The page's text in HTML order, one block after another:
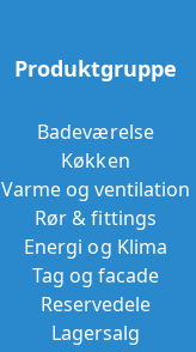
Produktgruppe
Badeværelse
Køkken
Varme og ventilation
Rør & fittings
Energi og Klima
Tag og facade
Reservedele
Lagersalg